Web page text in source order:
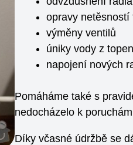
opravy netěsností
výměny ventilů
úniky vody z
napojení nových
Pomáháme také s
nedocházelo k
Díky včasné údržbě se